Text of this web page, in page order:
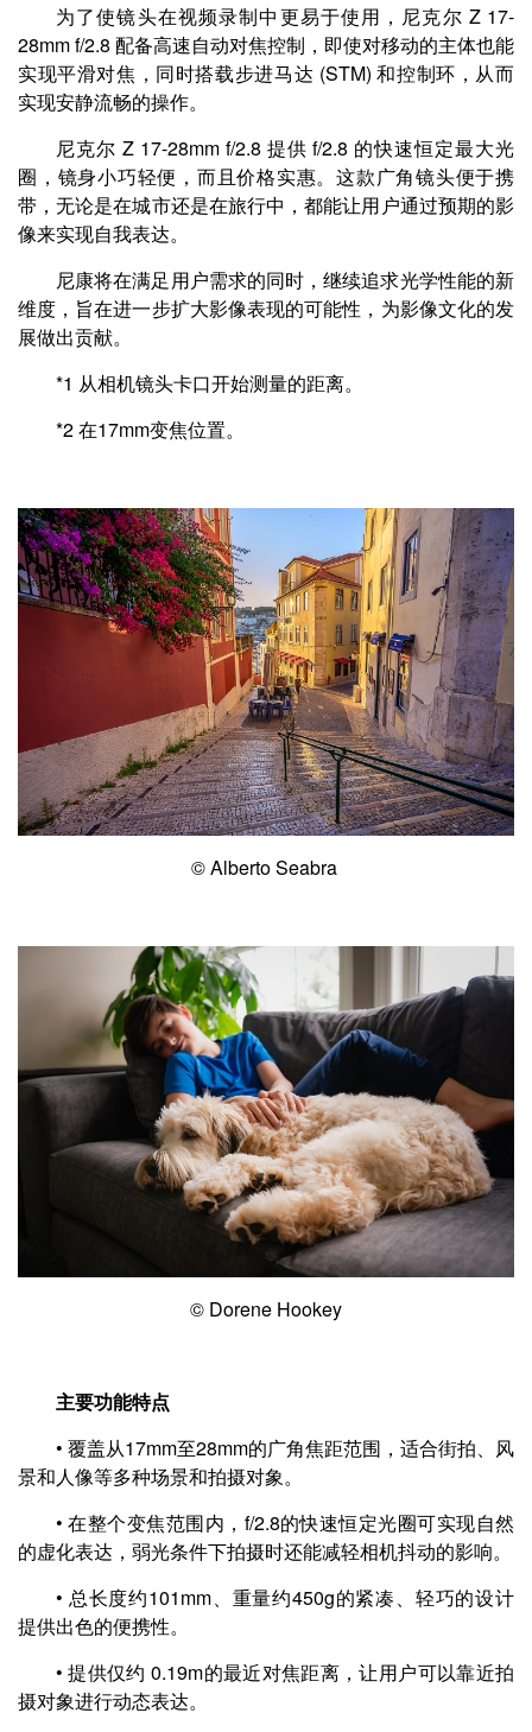
为了使镜头在视频录制中更易于使用，尼克尔 Z 17-
28mm f/2.8 配备高速自动对焦控制，即使对移动的主体也能
实现平滑对焦，同时搭载步进马达 (STM) 和控制环，从而
实现安静流畅的操作。
尼克尔 Z 17-28mm f/2.8 提供 f/2.8 的快速恒定最大光
圈，镜身小巧轻便，而且价格实惠。这款广角镜头便于携
带，无论是在城市还是在旅行中，都能让用户通过预期的影
像来实现自我表达。
尼康将在满足用户需求的同时，继续追求光学性能的新
维度，旨在进一步扩大影像表现的可能性，为影像文化的发
展做出贡献。
*1 从相机镜头卡口开始测量的距离。
*2 在17mm变焦位置。
© Alberto Seabra
© Dorene Hookey
主要功能特点
• 覆盖从17mm至28mm的广角焦距范围，适合街拍、风
景和人像等多种场景和拍摄对象。
• 在整个变焦范围内，f/2.8的快速恒定光圈可实现自然
的虚化表达，弱光条件下拍摄时还能减轻相机抖动的影响。
• 总长度约101mm、重量约450g的紧凑、轻巧的设计
提供出色的便携性。
• 提供仅约 0.19m的最近对焦距离，让用户可以靠近拍
摄对象进行动态表达。